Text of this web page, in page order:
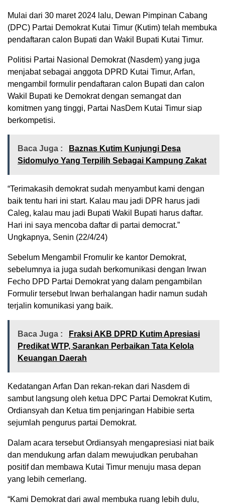
Mulai dari 30 maret 2024 lalu, Dewan Pimpinan Cabang
(DPC) Partai Demokrat Kutai Timur (Kutim) telah membuka
pendaftaran calon Bupati dan Wakil Bupati Kutai Timur.
Politisi Partai Nasional Demokrat (Nasdem) yang juga
menjabat sebagai anggota DPRD Kutai Timur, Arfan,
mengambil formulir pendaftaran calon Bupati dan calon
Wakil Bupati ke Demokrat dengan semangat dan
komitmen yang tinggi, Partai NasDem Kutai Timur siap
berkompetisi.
Baca Juga :
Baznas Kutim Kunjungi Desa
Sidomulyo Yang Terpilih Sebagai Kampung Zakat
“Terimakasih demokrat sudah menyambut kami dengan
baik tentu hari ini start. Kalau mau jadi DPR harus jadi
Caleg, kalau mau jadi Bupati Wakil Bupati harus daftar.
Hari ini saya mencoba daftar di partai democrat.”
Ungkapnya, Senin (22/4/24)
Sebelum Mengambil Fromulir ke kantor Demokrat,
sebelumnya ia juga sudah berkomunikasi dengan Irwan
Fecho DPD Partai Demokrat yang dalam pengambilan
Formulir tersebut Irwan berhalangan hadir namun sudah
terjalin komunikasi yang baik.
Baca Juga :
Fraksi AKB DPRD Kutim Apresiasi
Predikat WTP, Sarankan Perbaikan Tata Kelola
Keuangan Daerah
Kedatangan Arfan Dan rekan-rekan dari Nasdem di
sambut langsung oleh ketua DPC Partai Demokrat Kutim,
Ordiansyah dan Ketua tim penjaringan Habibie serta
sejumlah pengurus partai Demokrat.
Dalam acara tersebut Ordiansyah mengapresiasi niat baik
dan mendukung arfan dalam mewujudkan perubahan
positif dan membawa Kutai Timur menuju masa depan
yang lebih cemerlang.
“Kami Demokrat dari awal membuka ruang lebih dulu,